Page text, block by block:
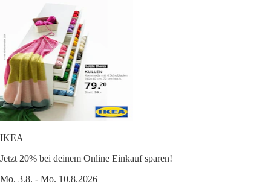
IKEA
Jetzt 20% bei deinem Online Einkauf sparen!
Mo. 3.8. - Mo. 10.8.2026